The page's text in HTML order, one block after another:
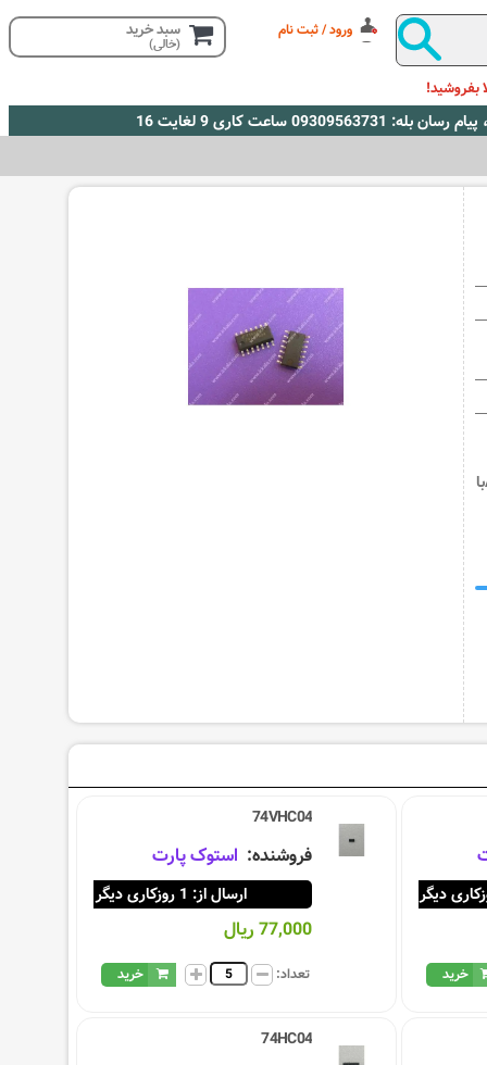
ورود / ثبت نام سبد خرید
(خالی)
بفروشید!
buffer/driverاز خانوادهAdvanced CMOSبا
خرید
74VHC04
فروشنده: استوک پارت
ارسال از: 1 روزکاری دیگر
77,000 ریال
تعداد: خرید
74HC04